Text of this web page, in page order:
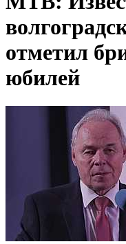
отметил
юбилей